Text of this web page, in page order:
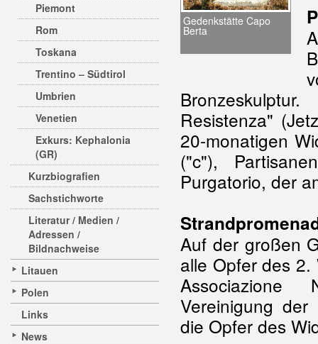
Piemont
Rom
Toskana
Trentino – Südtirol
Umbrien
Venetien
Exkurs: Kephalonia
(GR)
Kurzbiografien
Sachstichworte
Literatur / Medien /
Adressen /
Bildnachweise
Litauen
Polen
Links
News
Gedenkstätte Capo
Berta
Resistenza"
20-monatigen
("c"),
Purgatorio, der
Auf der großen
alle Opfer des
Associazione
Vereinigung
die Opfer des